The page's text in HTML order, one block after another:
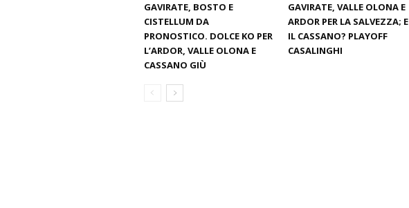
GAVIRATE, BOSTO E
CISTELLUM DA
PRONOSTICO. DOLCE KO PER
L’ARDOR, VALLE OLONA E
CASSANO GIÙ
GAVIRATE, VALLE OLONA E
ARDOR PER LA SALVEZZA; E
IL CASSANO? PLAYOFF
CASALINGHI